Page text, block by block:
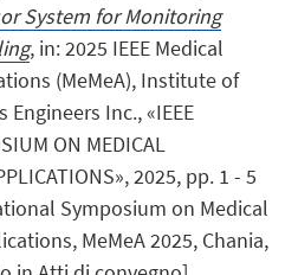
System for Monitoring
, in: 2025 IEEE Medical
(MeMeA), Institute of
Inc., «IEEE
ON MEDICAL
2025, pp. 1 - 5
Symposium on Medical
MeMeA 2025, Chania,